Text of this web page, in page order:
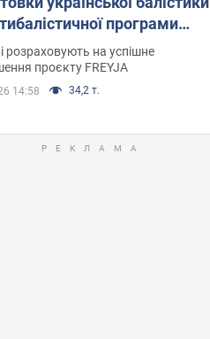
які рішення готуються
розраховують на успішне
проєкту FREYJA
14:58 34,2 т.